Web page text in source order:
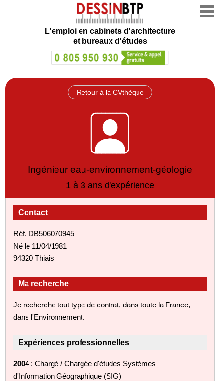
L'emploi en cabinets d'architecture
et bureaux d'études
Retour à la CVthèque
Ingénieur eau-environnement-géologie
1 à 3 ans d'expérience
Contact
Réf. DB506070945
Né le 11/04/1981
94320 Thiais
Ma recherche
Je recherche tout type de contrat, dans toute la France,
dans l'Environnement.
Expériences professionnelles
2004: Chargé / Chargée d'études Systèmes
d'Information Géographique (SIG)